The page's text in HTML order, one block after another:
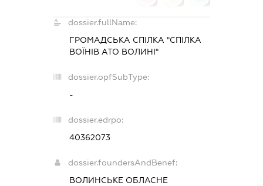
dossier.fullName:
ГРОМАДСЬКА СПІЛКА "СПІЛКА
ВОЇНІВ АТО ВОЛИНІ"
dossier.opfSubType:
-
dossier.edrpo:
40362073
dossier.foundersAndBenef:
ВОЛИНСЬКЕ ОБЛАСНЕ